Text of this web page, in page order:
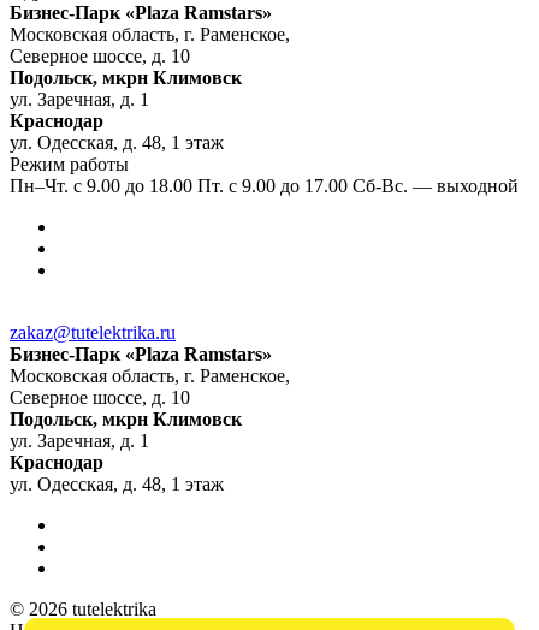
Бизнес-Парк «Plaza Ramstars»
Московская область, г. Раменское,
Северное шоссе, д. 10
Подольск, мкрн Климовск
ул. Заречная, д. 1
Краснодар
ул. Одесская, д. 48, 1 этаж
Режим работы
Пн–Чт. с 9.00 до 18.00 Пт. с 9.00 до 17.00 Сб-Вс. — выходной
zakaz@tutelektrika.ru
Бизнес-Парк «Plaza Ramstars»
Московская область, г. Раменское,
Северное шоссе, д. 10
Подольск, мкрн Климовск
ул. Заречная, д. 1
Краснодар
ул. Одесская, д. 48, 1 этаж
© 2026 tutelektrika